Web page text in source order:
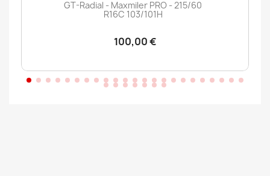
GT-Radial - Maxmiler PRO - 215/60
R16C 103/101H
100,00 €